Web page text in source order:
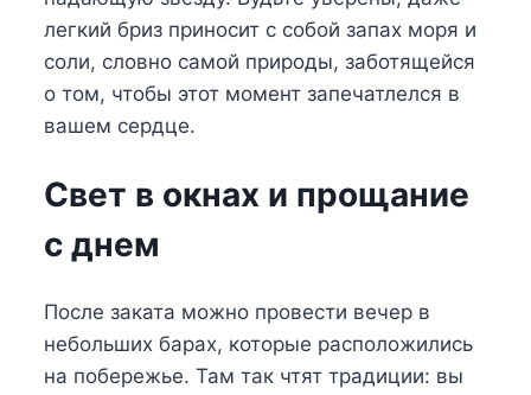
легкий бриз приносит с собой запах моря и
соли, словно самой природы, заботящейся
о том, чтобы этот момент запечатлелся в
вашем сердце.
Свет в окнах и прощание
с днем
После заката можно провести вечер в
небольших барах, которые расположились
на побережье. Там так чтят традиции: вы